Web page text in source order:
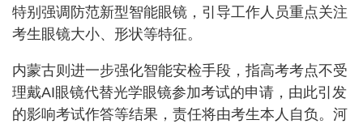
特别强调防范新型智能眼镜，引导工作人员重点关注
考生眼镜大小、形状等特征。
内蒙古则进一步强化智能安检手段，指高考考点不受
理戴AI眼镜代替光学眼镜参加考试的申请，由此引发
的影响考试作答等结果，责任将由考生本人自负。河